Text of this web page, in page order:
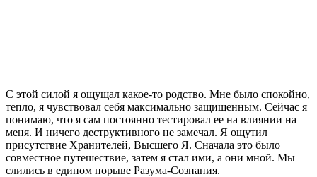
С этой силой я ощущал какое-то родство. Мне было спокойно,
тепло, я чувствовал себя максимально защищенным. Сейчас я
понимаю, что я сам постоянно тестировал ее на влиянии на
меня. И ничего деструктивного не замечал. Я ощутил
присутствие Хранителей, Высшего Я. Сначала это было
совместное путешествие, затем я стал ими, а они мной. Мы
слились в едином порыве Разума-Сознания.